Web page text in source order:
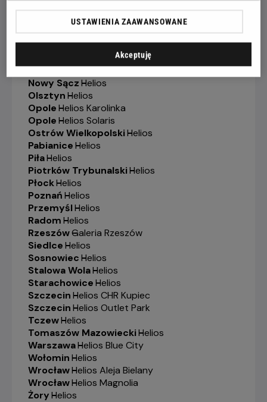
Krosno-
Helios
Legionowo-
Helios
Legnica-
Helios
Lubin-
Helios
Łomża-
Helios
Nowy Sącz-
Helios
Olsztyn-
Helios
Opole-
Helios Karolinka
Opole-
Helios Solaris
Ostrów Wielkopolski-
Helios
Pabianice-
Helios
Piła-
Helios
Piotrków Trybunalski-
Helios
Płock-
Helios
Poznań-
Helios
Przemyśl-
Helios
Radom-
Helios
Rzeszów-
Galeria Rzeszów
Siedlce-
Helios
Sosnowiec-
Helios
Stalowa Wola-
Helios
Starachowice-
Helios
Szczecin-
Helios CHR Kupiec
Szczecin-
Helios Outlet Park
Tczew-
Helios
Tomaszów Mazowiecki-
Helios
Warszawa-
Helios Blue City
Wołomin-
Helios
Wrocław-
Helios Aleja Bielany
Wrocław-
Helios Magnolia
Żory-
Helios
USTAWIENIA ZAAWANSOWANE
Akceptuję